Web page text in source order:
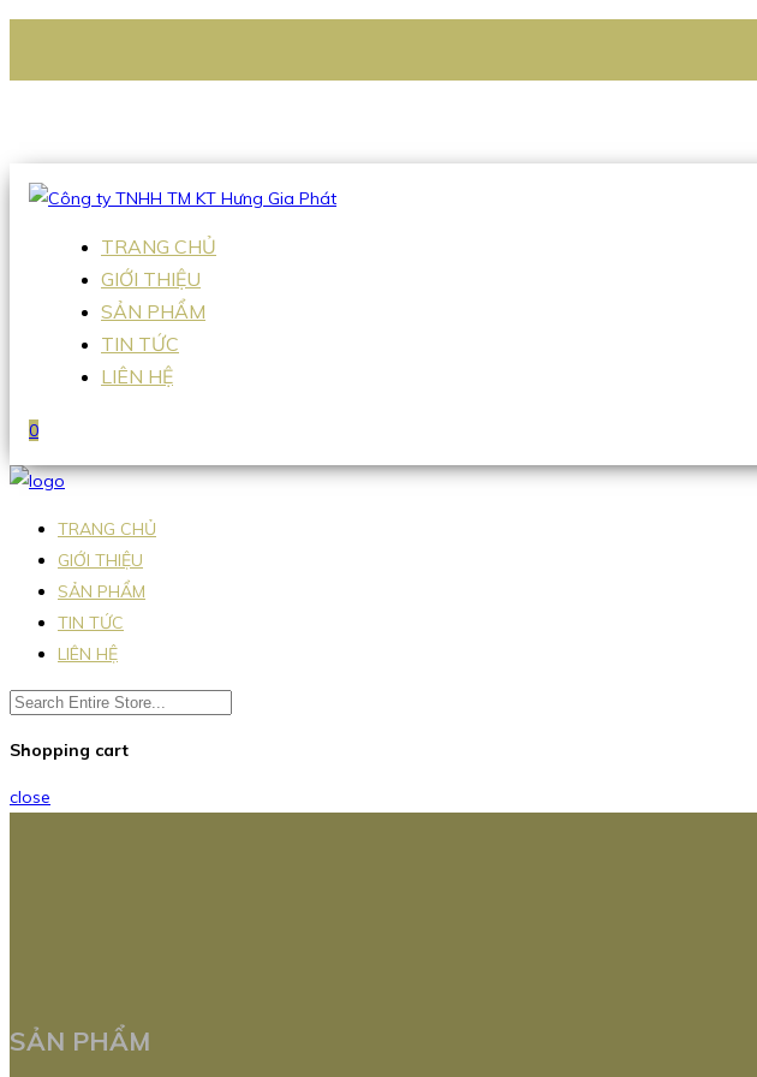
Hotline:0938 336 079
TRANG CHỦ
GIỚI THIỆU
SẢN PHẨM
TIN TỨC
LIÊN HỆ
0
TRANG CHỦ
GIỚI THIỆU
SẢN PHẨM
TIN TỨC
LIÊN HỆ
Shopping cart
close
SẢN PHẨM